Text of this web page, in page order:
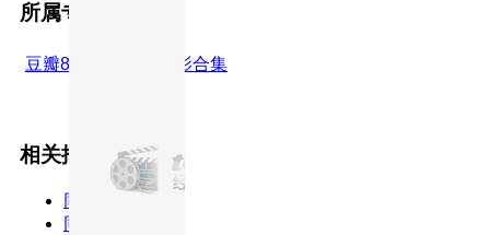
所属专题
豆瓣8分以上经典电影合集
相关推荐
同类型
同主演